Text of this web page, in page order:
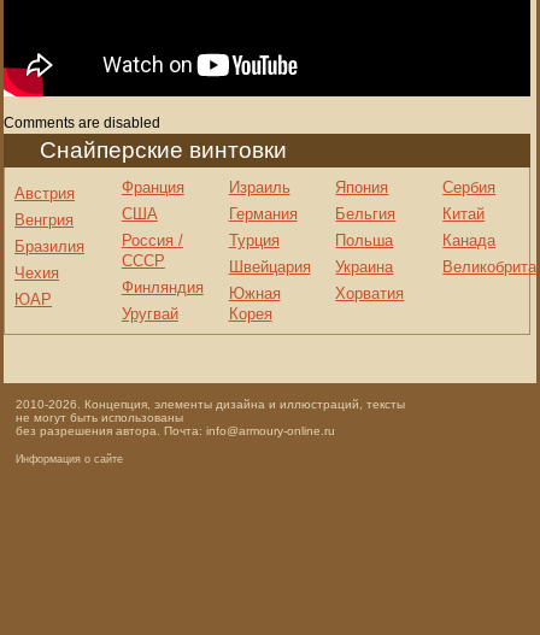
Comments are disabled
Снайперские винтовки
Австрия
Венгрия
Бразилия
Чехия
ЮАР
Франция
США
Россия /
СССР
Финляндия
Уругвай
Израиль
Германия
Турция
Швейцария
Южная
Корея
Япония
Бельгия
Польша
Украина
Хорватия
Сербия
Китай
Канада
2010-2026. Концепция, элементы дизайна и иллюстраций, тексты
не могут быть использованы
без разрешения автора. Почта: info@armoury-online.ru
Информация о сайте